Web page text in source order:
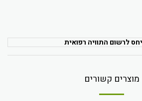
לרשום התוויה רפואית
מוצרים קשורים